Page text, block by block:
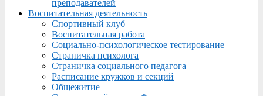
преподавателей
Воспитательная деятельность
Спортивный клуб
Воспитательная работа
Социально-психологическое тестирование
Страничка психолога
Страничка социального педагога
Расписание кружков и секций
Общежитие